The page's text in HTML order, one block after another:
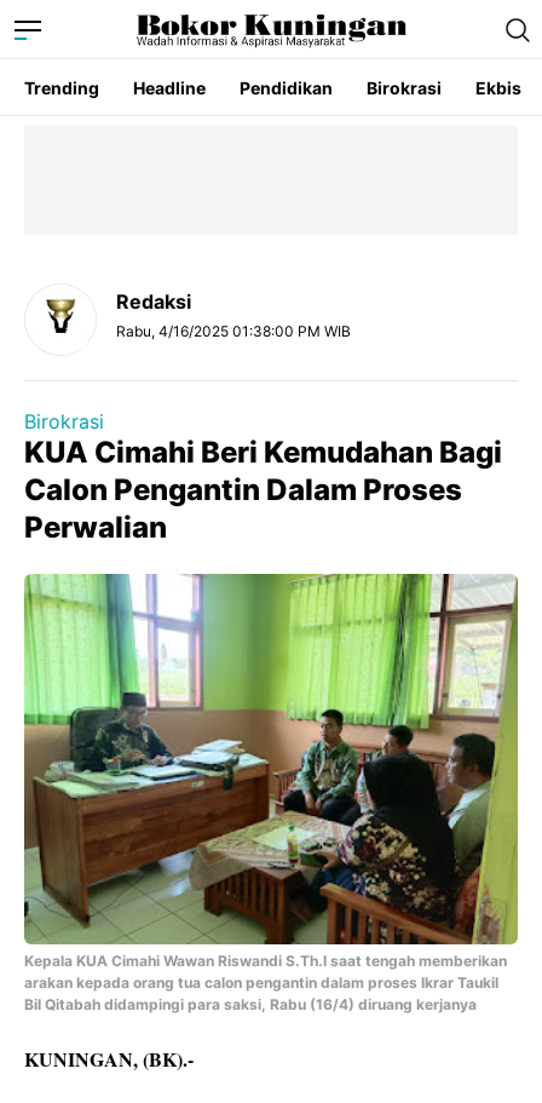
Trending Headline Pendidikan Birokrasi Ekbis
Redaksi
Rabu, 4/16/2025 01:38:00 PM WIB
Birokrasi
KUA Cimahi Beri Kemudahan Bagi
Calon Pengantin Dalam Proses
Perwalian
Kepala KUA Cimahi Wawan Riswandi S.Th.I saat tengah memberikan
arakan kepada orang tua calon pengantin dalam proses Ikrar Taukil
Bil Qitabah didampingi para saksi, Rabu (16/4) diruang kerjanya
KUNINGAN, (BK).-